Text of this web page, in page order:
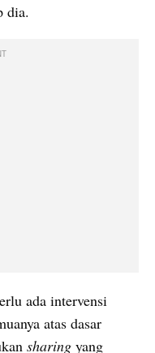
dia.
ada intervensi
atas dasar
sharing yang